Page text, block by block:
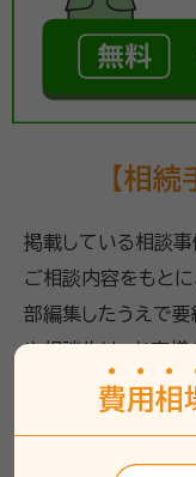
【相
掲載している相談事
ご相談内容をもと
部編集したうえで
や相談先は、お客様
門家や相談窓口へ
費用 相